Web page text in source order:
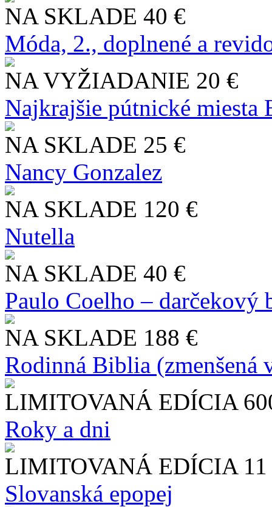
NA SKLADE 40 €
Móda, 2., doplnené a
NA VYŽIADANIE 20 €
Najkrajšie pútnické miesta
NA SKLADE 25 €
Nancy Gonzalez
NA SKLADE 120 €
Nutella
NA SKLADE 40 €
Paulo Coelho – darčekový
NA SKLADE 188 €
Rodinná Biblia (zmenšená
LIMITOVANÁ EDÍCIA
Roky a dni
LIMITOVANÁ EDÍCIA
Slo​vanská epopej